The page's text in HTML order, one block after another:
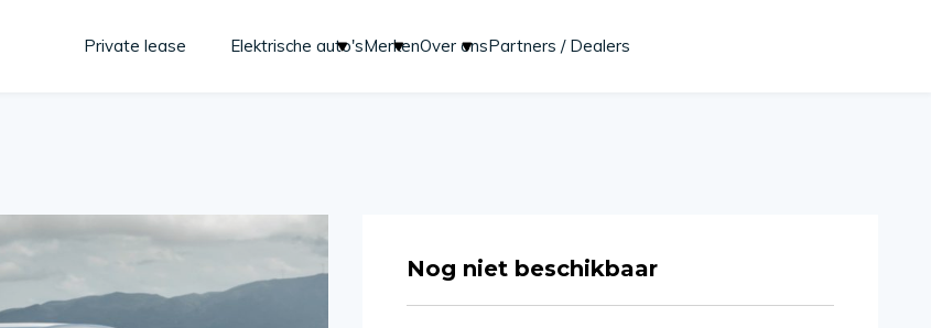
Private lease Elektrische auto'sMerkenOver onsPartners / Dealers
Nog niet beschikbaar